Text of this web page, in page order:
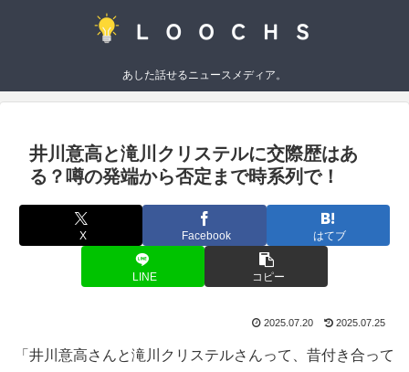
あした話せるニュースメディア。
井川意高と滝川クリステルに交際歴はあ
る？噂の発端から否定まで時系列で！
X Facebook はてブ
LINE コピー
2025.07.20 2025.07.25
「井川意高さんと滝川クリステルさんって、昔付き合って